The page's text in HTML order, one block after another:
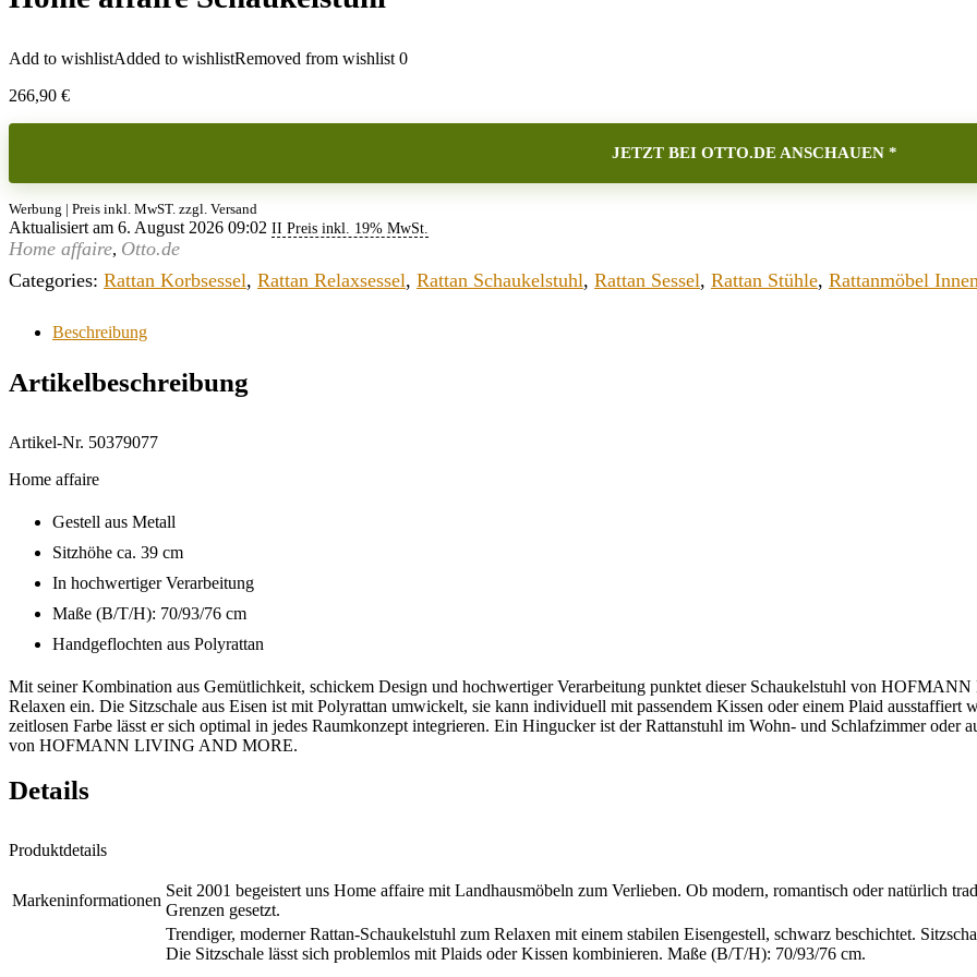
Add to wishlistAdded to wishlistRemoved from wishlist 0
266,90 €
JETZT BEI OTTO.DE ANSCHAUEN *
Werbung | Preis inkl. MwST. zzgl. Versand
Aktualisiert am 6. August 2026 09:02 II Preis inkl. 19% MwSt.
Home affaire, Otto.de
Categories: Rattan Korbsessel, Rattan Relaxsessel, Rattan Schaukelstuhl, Rattan Sessel, Rattan Stühle, Rattanmöbel
Beschreibung
Artikelbeschreibung
Artikel-Nr. 50379077
Home affaire
Gestell aus Metall
Sitzhöhe ca. 39 cm
In hochwertiger Verarbeitung
Maße (B/T/H): 70/93/76 cm
Handgeflochten aus Polyrattan
Mit seiner Kombination aus Gemütlichkeit, schickem Design und hochwertiger Verarbeitung punktet dieser Schaukelstuhl von
Relaxen ein. Die Sitzschale aus Eisen ist mit Polyrattan umwickelt, sie kann individuell mit passendem Kissen oder einem Plaid
zeitlosen Farbe lässt er sich optimal in jedes Raumkonzept integrieren. Ein Hingucker ist der Rattanstuhl im Wohn- und Schlafzimmer oder
von HOFMANN LIVING AND MORE.
Details
Produktdetails
Markeninformationen
Seit 2001 begeistert uns Home affaire mit Landhausmöbeln zum Verlieben. Ob modern, romantisch oder natürlich
Grenzen gesetzt.
Trendiger, moderner Rattan-Schaukelstuhl zum Relaxen mit einem stabilen Eisengestell, schwarz beschichtet.
Die Sitzschale lässt sich problemlos mit Plaids oder Kissen kombinieren. Maße (B/T/H): 70/93/76 cm.